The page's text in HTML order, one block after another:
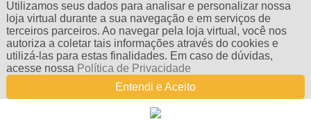
Utilizamos seus dados para analisar e personalizar nossa
loja virtual durante a sua navegação e em serviços de
terceiros parceiros. Ao navegar pela loja virtual, você nos
autoriza a coletar tais informações através do cookies e
utilizá-las para estas finalidades. Em caso de dúvidas,
acesse nossa Política de Privacidade
Entendi e Aceito